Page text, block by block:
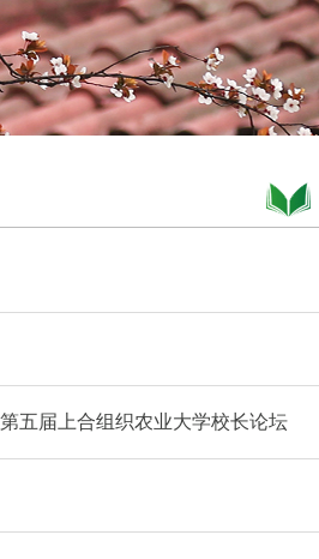
五届上合组织农业大学校长论坛